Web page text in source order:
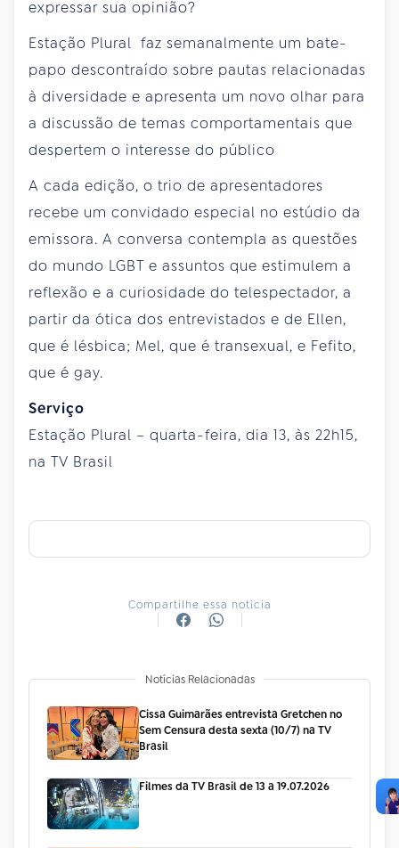
expressar sua opinião?
Estação Plural faz semanalmente um bate-
papo descontraído sobre pautas relacionadas
à diversidade e apresenta um novo olhar para
a discussão de temas comportamentais que
despertem o interesse do público
A cada edição, o trio de apresentadores
recebe um convidado especial no estúdio da
emissora. A conversa contempla as questões
do mundo LGBT e assuntos que estimulem a
reflexão e a curiosidade do telespectador, a
partir da ótica dos entrevistados e de Ellen,
que é lésbica; Mel, que é transexual, e Fefito,
que é gay.
Serviço
Estação Plural – quarta-feira, dia 13, às 22h15,
na TV Brasil
Compartilhe essa notícia
Notícias Relacionadas
Cissa Guimarães entrevista Gretchen no
Sem Censura desta sexta (10/7) na TV
Brasil
Filmes da TV Brasil de 13 a 19.07.2026